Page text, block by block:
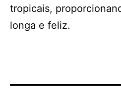
tropicais,
longa e feliz.